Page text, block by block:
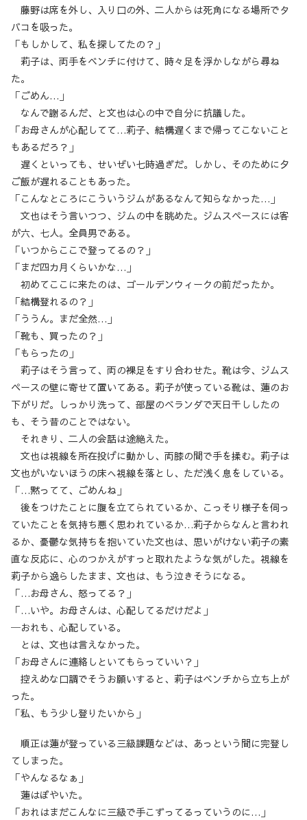
藤野は席を外し、入り口の外、二人からは死角になる場所でタ
バコを吸った。
「もしかして、私を探してたの？」
莉子は、両手をベンチに付けて、時々足を浮かしながら尋ね
た。
「ごめん…」
なんで謝るんだ、と文也は心の中で自分に抗議した。
「お母さんが心配してて…莉子、結構遅くまで帰ってこないこと
もあるだろ？」
遅くといっても、せいぜい七時過ぎだ。しかし、そのために夕
ご飯が遅れることもあった。
「こんなところにこういうジムがあるなんて知らなかった…」
文也はそう言いつつ、ジムの中を眺めた。ジムスペースには客
が六、七人。全員男である。
「いつからここで登ってるの？」
「まだ四カ月くらいかな…」
初めてここに来たのは、ゴールデンウィークの前だったか。
「結構登れるの？」
「ううん。まだ全然…」
「靴も、買ったの？」
「もらったの」
莉子はそう言って、両の裸足をすり合わせた。靴は今、ジムス
ペースの壁に寄せて置いてある。莉子が使っている靴は、蓮のお
下がりだ。しっかり洗って、部屋のベランダで天日干ししたの
も、そう昔のことではない。
それきり、二人の会話は途絶えた。
文也は視線を所在投げに動かし、両膝の間で手を揉む。莉子は
文也がいないほうの床へ視線を落とし、ただ浅く息をしている。
「…黙ってて、ごめんね」
後をつけたことに腹を立てられているか、こっそり様子を伺っ
ていたことを気持ち悪く思われているか…莉子からなんと言われ
るか、憂鬱な気持ちを抱いていた文也は、思いがけない莉子の素
直な反応に、心のつかえがすっと取れたような気がした。視線を
莉子から逸らしたまま、文也は、もう泣きそうになる。
「…お母さん、怒ってる？」
「…いや。お母さんは、心配してるだけだよ」
─おれも、心配している。
とは、文也は言えなかった。
「お母さんに連絡しといてもらっていい？」
控えめな口調でそうお願いすると、莉子はベンチから立ち上が
った。
「私、もう少し登りたいから」
順正は蓮が登っている三級課題などは、あっという間に完登し
てしまった。
「やんなるなぁ」
蓮はぼやいた。
「おれはまだこんなに三級で手こずってるっていうのに…」